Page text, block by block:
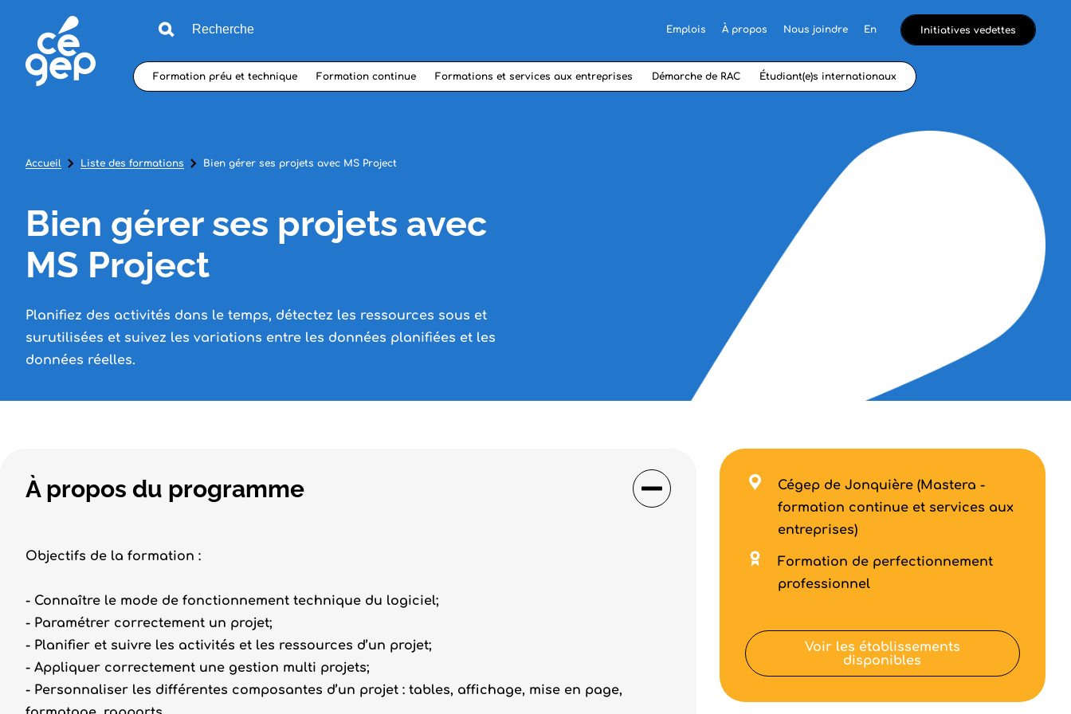
Emplois À propos Nous joindre En Initiatives vedettes
Formation préu et technique Formation continue Formations et services aux entreprises Démarche de RAC Étudiant(e)s internationaux
Accueil Liste des formations Bien gérer ses projets avec MS Project
Bien gérer ses projets avec
MS Project
Planifiez des activités dans le temps, détectez les ressources sous et
surutilisées et suivez les variations entre les données planifiées et les
données réelles.
À propos du programme
Objectifs de la formation :
- Connaître le mode de fonctionnement technique du logiciel;
- Paramétrer correctement un projet;
- Planifier et suivre les activités et les ressources d’un projet;
- Appliquer correctement une gestion multi projets;
- Personnaliser les différentes composantes d’un projet : tables, affichage, mise en page,
Cégep de Jonquière (Mastera -
formation continue et services aux
entreprises)
Formation de perfectionnement
professionnel
Voir les établissements
disponibles